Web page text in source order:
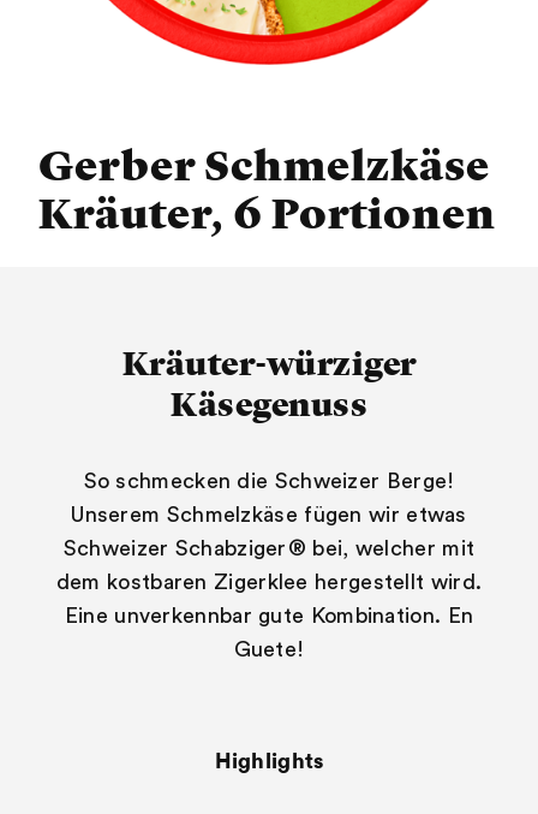
Gerber Schmelzkäse
Kräuter, 6 Portionen
Kräuter-würziger
Käsegenuss
So schmecken die Schweizer Berge!
Unserem Schmelzkäse fügen wir etwas
Schweizer Schabziger® bei, welcher mit
dem kostbaren Zigerklee hergestellt wird.
Eine unverkennbar gute Kombination. En
Guete!
Highlights